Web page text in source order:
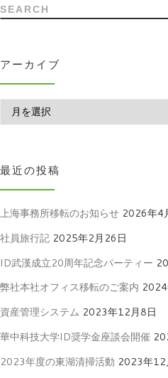
SEARCH
アーカイブ
最近の投稿
上海事務所移転のお知らせ 2026年4
社員旅行記 2025年2月26日
ID武漢成立20周年記念パーティー
弊社本社オフィス移転のご案内
資産管理システム 2023年12月8日
華中科技大学ID奨学金座談会開催
2023年度の東湖清掃活動 2023年12